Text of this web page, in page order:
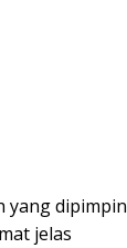
yang dipimpin
jelas